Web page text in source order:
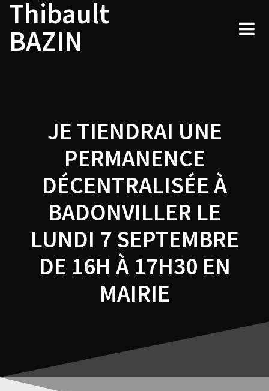
Skip
content
Thibault
BAZIN
JE TIENDRAI UNE
PERMANENCE
DÉCENTRALISÉE À
BADONVILLER LE
LUNDI 7 SEPTEMBRE
DE 16H À 17H30 EN
MAIRIE
Navigation
de